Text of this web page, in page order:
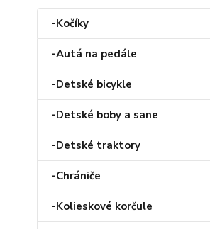
-Kočíky
-Autá na pedále
-Detské bicykle
-Detské boby a sane
-Detské traktory
-Chrániče
-Kolieskové korčule